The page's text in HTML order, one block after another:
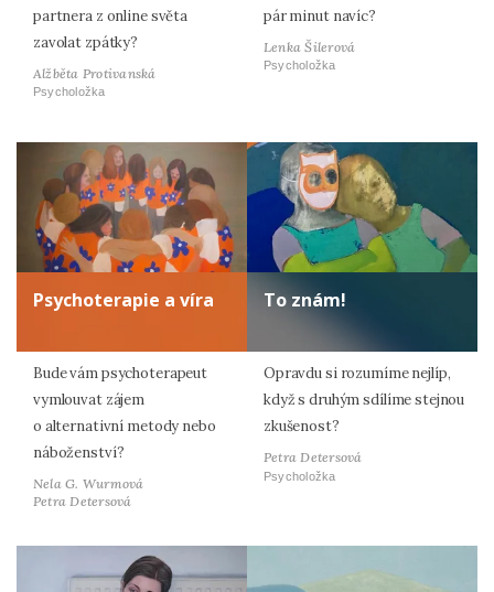
partnera z online světa
zavolat zpátky?
Alžběta Protivanská
Psycholožka
pár minut navíc?
Lenka Šilerová
Psycholožka
Psychoterapie a víra
Bude vám psychoterapeut
vymlouvat zájem
o alternativní metody nebo
náboženství?
Nela G. Wurmová
Petra Detersová
To znám!
Opravdu si rozumíme nejlíp,
když s druhým sdílíme stejnou
zkušenost?
Petra Detersová
Psycholožka